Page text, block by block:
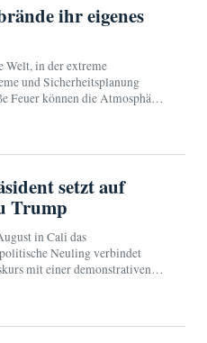
ihr eigenes
Welt, in der extreme
und Sicherheitsplanung
Feuer können die Atmosphäre
setzt auf
Trump
in Cali das
Neuling verbindet
mit einer demonstrativen